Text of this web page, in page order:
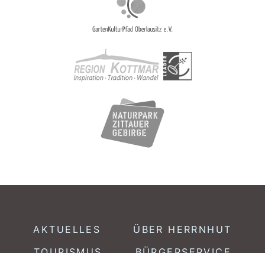
AKTUELLES
ÜBER HERRNHUT